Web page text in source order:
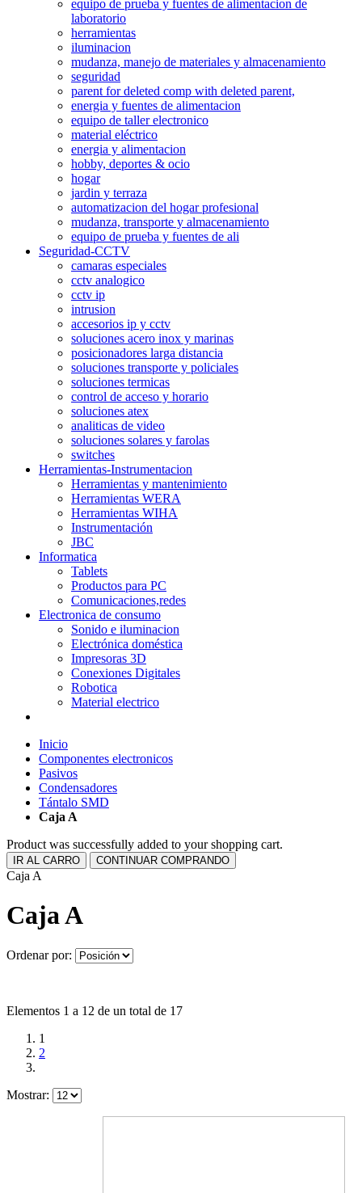
equipo de prueba y fuentes de alimentacion de
laboratorio
herramientas
iluminacion
mudanza, manejo de materiales y almacenamiento
seguridad
parent for deleted comp with deleted parent,
energia y fuentes de alimentacion
equipo de taller electronico
material eléctrico
energia y alimentacion
hobby, deportes & ocio
hogar
jardin y terraza
automatizacion del hogar profesional
mudanza, transporte y almacenamiento
equipo de prueba y fuentes de ali
Seguridad-CCTV
camaras especiales
cctv analogico
cctv ip
intrusion
accesorios ip y cctv
soluciones acero inox y marinas
posicionadores larga distancia
soluciones transporte y policiales
soluciones termicas
control de acceso y horario
soluciones atex
analiticas de video
soluciones solares y farolas
switches
Herramientas-Instrumentacion
Herramientas y mantenimiento
Herramientas WERA
Herramientas WIHA
Instrumentación
JBC
Informatica
Tablets
Productos para PC
Comunicaciones,redes
Electronica de consumo
Sonido e iluminacion
Electrónica doméstica
Impresoras 3D
Conexiones Digitales
Robotica
Material electrico
Inicio
Componentes electronicos
Pasivos
Condensadores
Tántalo SMD
Caja A
Product was successfully added to your shopping cart.
IR AL CARRO CONTINUAR COMPRANDO
Caja A
Caja A
Ordenar por:
Elementos 1 a 12 de un total de 17
1
2
Mostrar: